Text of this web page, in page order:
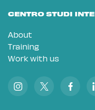
CENTRO STUDI
About
Training
Work with us